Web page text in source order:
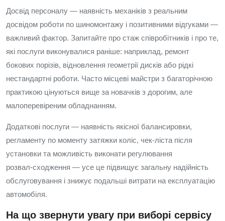
Досвід персоналу — наявність механіків з реальним
досвідом роботи по шиномонтажу і позитивними відгуками —
важливий фактор. Запитайте про стаж співробітників і про те,
які послуги виконувалися раніше: наприклад, ремонт
бокових порізів, відновлення геометрії дисків або рідкі
нестандартні роботи. Часто місцеві майстри з багаторічною
практикою цінуються вище за новачків з дорогим, але
малоперевіреним обладнанням.
Додаткові послуги — наявність якісної балансировки,
регламенту по моменту затяжки коліс, чек‑ліста після
установки та можливість виконати регулювання
розвал‑сходження — усе це підвищує загальну надійність
обслуговування і знижує подальші витрати на експлуатацію
автомобіля.
На що звернути увагу при виборі сервісу